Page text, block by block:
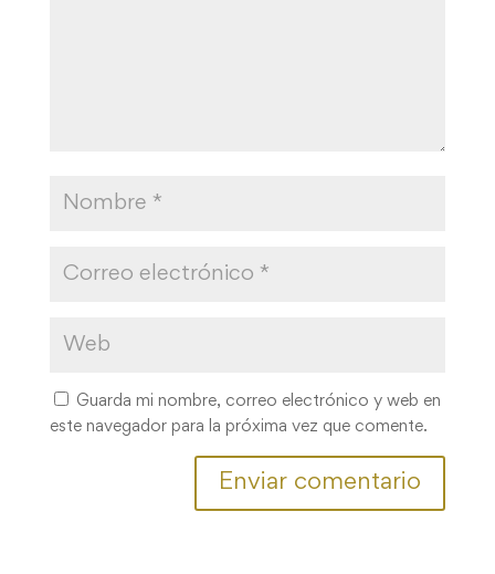
Guarda mi nombre, correo electrónico y web en
este navegador para la próxima vez que comente.